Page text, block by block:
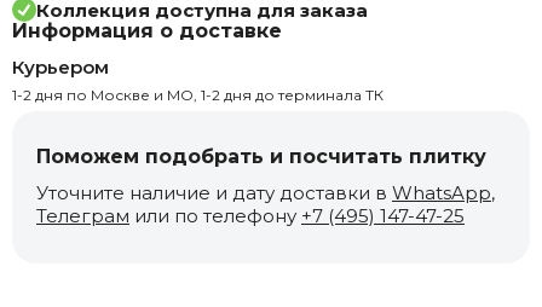
Коллекция доступна для заказа
Информация о доставке
Курьером
1-2 дня по Москве и МО, 1-2 дня до терминала ТК
Поможем подобрать и посчитать плитку
Уточните наличие и дату доставки в WhatsApp,
Телеграм или по телефону +7 (495) 147-47-25